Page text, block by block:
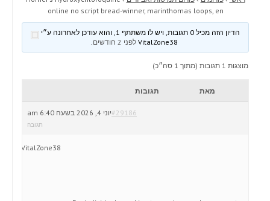
online no script bread-winner, marinthomas loops, en
הדיון הזה מכיל 0 תגובות, ויש לו משתתף 1, והוא עודכן לאחרונה ע״י
לפני 2 חודשים .
מוצגות 1 תגובות (מתוך 1 סה״כ)
מאת תגובות
יוני 4, 2026 בשעה 6:40 am#29186
תגובה
VitalZone38